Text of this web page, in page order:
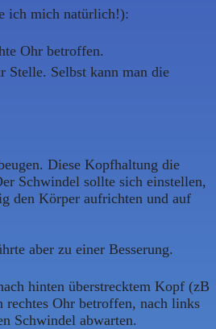
ich mich natürlich!):
Ohr betroffen.
Stelle. Selbst kann man die
Diese Kopfhaltung die
Schwindel sollte sich einstellen,
den Körper aufrichten und auf
aber zu einer Besserung.
hinten überstrecktem Kopf (zB
rechtes Ohr betroffen, nach links
Schwindel abwarten.